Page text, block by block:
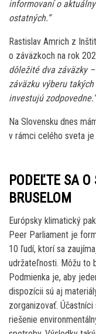
informovaní o
ostatných.“
Rastislav Amrich z
o záväzkoch na rok
dôležité dva záväzky
záväzku výberu
investujú zodpovedne.“
Na Slovensku dnes
v rámci celého sveta
PODEĽTE SA
BRUSELOM
Európsky klimatický
Peer Parliament je
10 ľudí, ktorí sa
udržateľnosti. Môžu to
Podmienka je, aby
dispozícii sú aj
zorganizovať.
riešenie